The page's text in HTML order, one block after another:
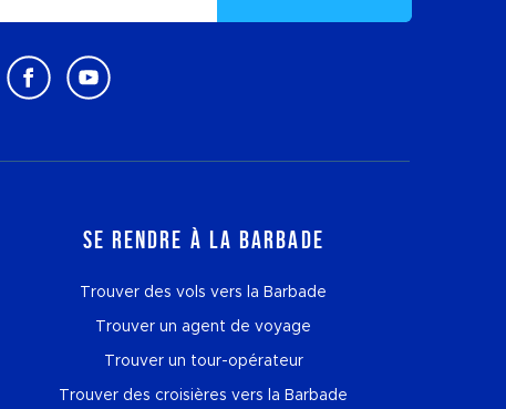
Se rendre à la Barbade
Trouver des vols vers la Barbade
Trouver un agent de voyage
Trouver un tour-opérateur
Trouver des croisières vers la Barbade